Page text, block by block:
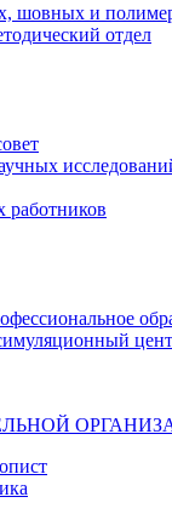
шовных и
отдел
работников